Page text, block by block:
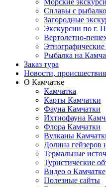
Сплавы с
Загородные
Экскурсии по г.
Вертолетно-
Рыбалка на
Заказ тура
Новости,
О Камчатке
Камчатка
Карты Камчатки
Фауна Камчатки
Ихтиофауна
Флора Камчатки
Вулканы
Долина гейзеров
Термальные
Туристические
Видео о Камчатке
Полезные сайты